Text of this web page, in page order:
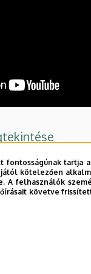
fontosságúnak
kötelezően
A felhasználók
követve
17. 14:40